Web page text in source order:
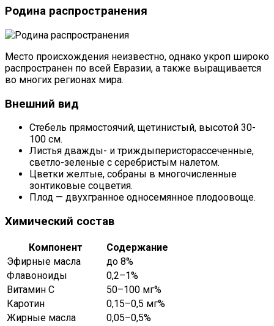
Родина распространения
Место происхождения неизвестно, однако укроп широко
распространен по всей Евразии, а также выращивается
во многих регионах мира.
Внешний вид
Стебель прямостоячий, щетинистый, высотой 30-
100 см.
Листья дважды- и триждыперисторассеченные,
светло-зеленые с серебристым налетом.
Цветки желтые, собраны в многочисленные
зонтиковые соцветия.
Плод — двухгранное односемянное плодоовоще.
Химический состав
Компонент
Содержание
Эфирные масла
до 8%
Флавоноиды
0,2–1%
Витамин С
50–100 мг%
Каротин
0,15–0,5 мг%
Жирные масла
0,05–0,5%